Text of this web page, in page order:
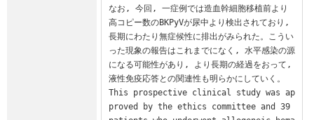
なお, 今回, 一症例では造血幹細胞移植前より
高コピー数のBKPyVが尿中より検出されており,
長期にわたり無症候性に排出がみられた。こうい
った現象の報告はこれまでになく, 水平感染の源
になる可能性があり, より長期の経過をおって,
液性免疫応答との関連性も明らかにしていく。
This prospective clinical study was ap
proved by the ethics committee and 39